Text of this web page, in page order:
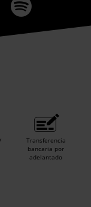
Transferencia
bancaria por
adelantado